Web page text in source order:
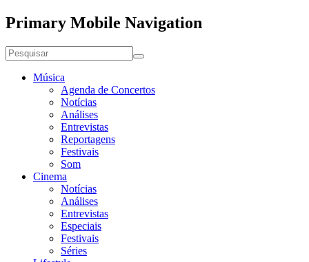
Primary Mobile Navigation
Música
Agenda de Concertos
Notícias
Análises
Entrevistas
Reportagens
Festivais
Som
Cinema
Notícias
Análises
Entrevistas
Especiais
Festivais
Séries